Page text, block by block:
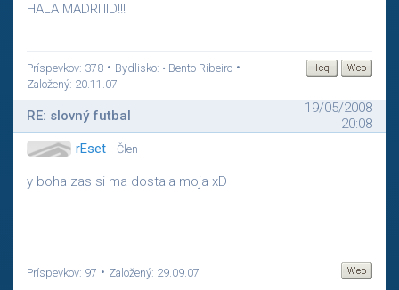
HALA MADRIIIID!!!
Príspevkov: 378 • Bydlisko: • Bento Ribeiro •
Založený: 20.11.07
RE: slovný futbal
19/05/2008
20:08
rEset - Člen
y boha zas si ma dostala moja xD
Príspevkov: 97 • Založený: 29.09.07